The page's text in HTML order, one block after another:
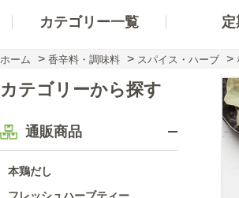
カテゴリー一覧
ホーム > 香辛料・調味料 > スパイス・ハーブ >
カテゴリーから探す
通販商品
本鶏だし